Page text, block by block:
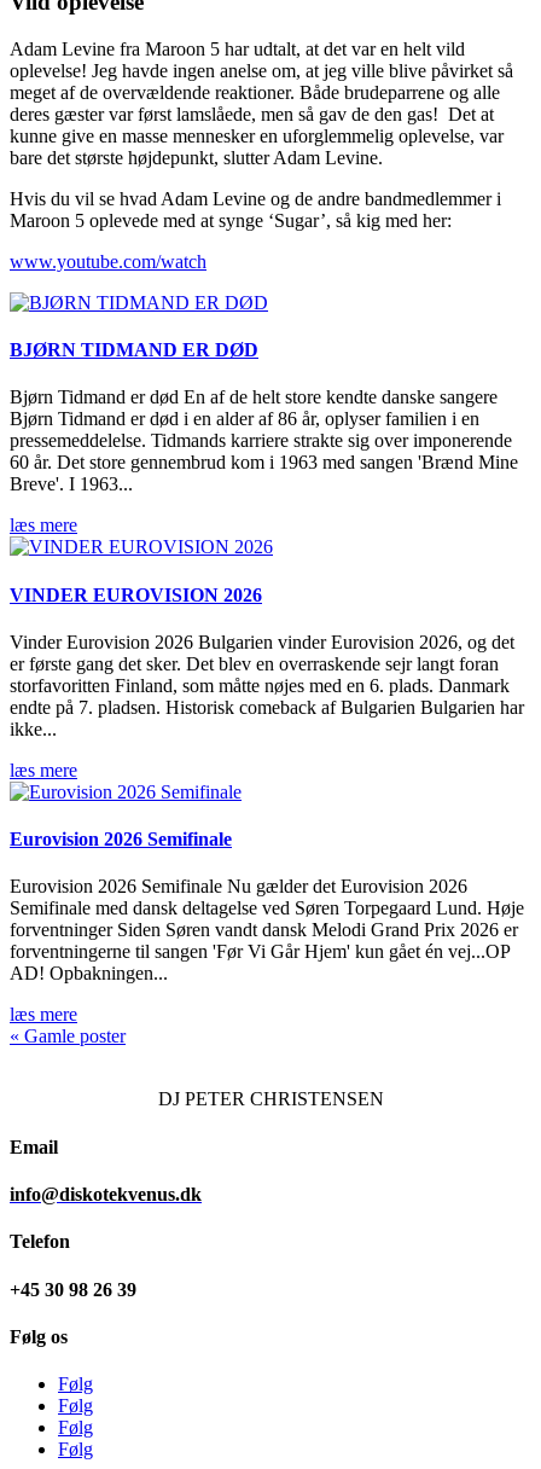
Adam Levine fra Maroon 5 har udtalt, at det var en helt vild
oplevelse! Jeg havde ingen anelse om, at jeg ville blive påvirket så
meget af de overvældende reaktioner. Både brudeparrene og alle
deres gæster var først lamslåede, men så gav de den gas! Det at
kunne give en masse mennesker en uforglemmelig oplevelse, var
bare det største højdepunkt, slutter Adam Levine.
Hvis du vil se hvad Adam Levine og de andre bandmedlemmer i
Maroon 5 oplevede med at synge ‘Sugar’, så kig med her:
www.youtube.com/watch
BJØRN TIDMAND ER DØD
Bjørn Tidmand er død En af de helt store kendte danske sangere
Bjørn Tidmand er død i en alder af 86 år, oplyser familien i en
pressemeddelelse. Tidmands karriere strakte sig over imponerende
60 år. Det store gennembrud kom i 1963 med sangen 'Brænd Mine
Breve'. I 1963...
læs mere
VINDER EUROVISION 2026
Vinder Eurovision 2026 Bulgarien vinder Eurovision 2026, og det
er første gang det sker. Det blev en overraskende sejr langt foran
storfavoritten Finland, som måtte nøjes med en 6. plads. Danmark
endte på 7. pladsen. Historisk comeback af Bulgarien Bulgarien har
ikke...
læs mere
Eurovision 2026 Semifinale
Eurovision 2026 Semifinale Nu gælder det Eurovision 2026
Semifinale med dansk deltagelse ved Søren Torpegaard Lund. Høje
forventninger Siden Søren vandt dansk Melodi Grand Prix 2026 er
forventningerne til sangen 'Før Vi Går Hjem' kun gået én vej...OP
AD! Opbakningen...
læs mere
« Gamle poster
DJPETER CHRISTENSEN
Email
info@diskotekvenus.dk
Telefon
+45 30 98 26 39
Følg os
Følg
Følg
Følg
Følg